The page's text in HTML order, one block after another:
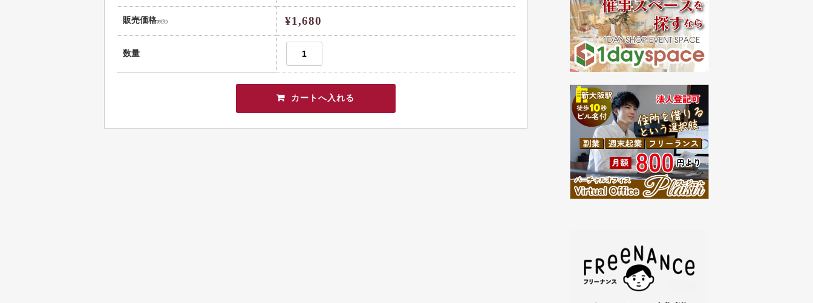
販売価格(税別) ¥1,680
数量